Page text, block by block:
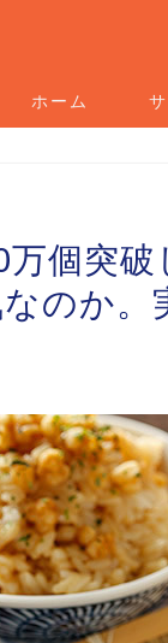
ホーム
万個突
のか。